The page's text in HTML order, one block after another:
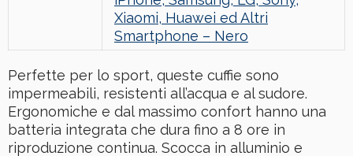
Xiaomi, Huawei ed Altri
Smartphone – Nero
Perfette per lo sport, queste cuffie sono
impermeabili, resistenti all’acqua e al sudore.
Ergonomiche e dal massimo confort hanno una
batteria integrata che dura fino a 8 ore in
riproduzione continua. Scocca in alluminio e